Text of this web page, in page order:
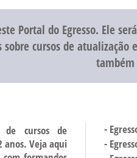
Portal do Egresso. Ele
cursos de
também
de cursos de
anos. Veja aqui
-
-